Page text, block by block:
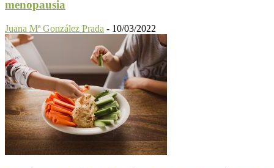
menopausia
Juana Mª González Prada - 10/03/2022